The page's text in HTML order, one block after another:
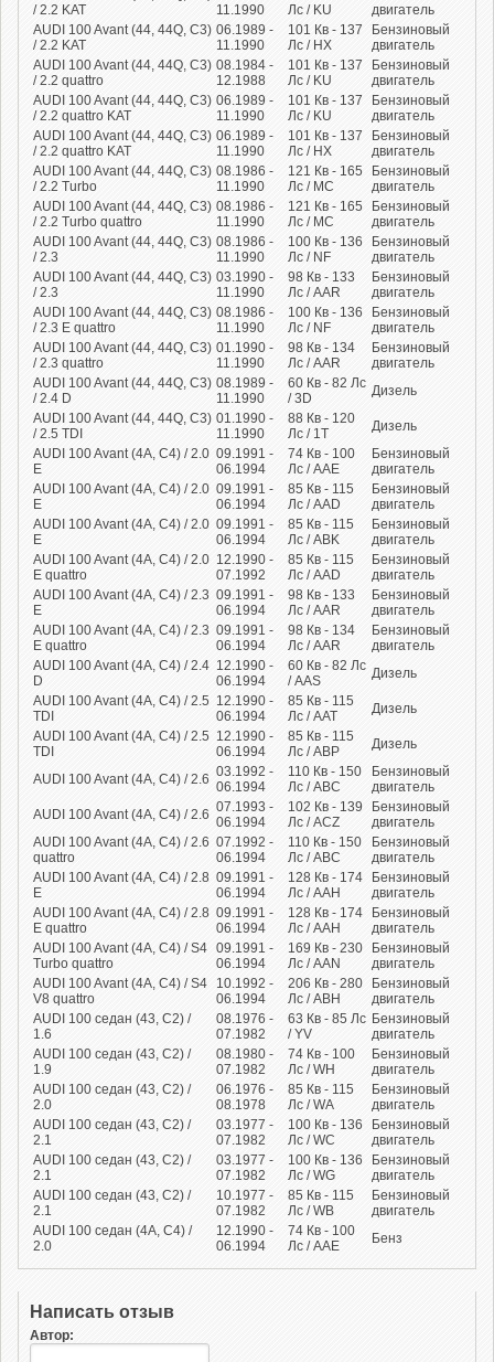
/ 2.2 KAT
11.1990
Лс / KU
двигатель
AUDI 100 Avant (44, 44Q, C3)
/ 2.2 KAT
06.1989 -
11.1990
101 Кв - 137
Лс / HX
Бензиновый
двигатель
AUDI 100 Avant (44, 44Q, C3)
/ 2.2 quattro
08.1984 -
12.1988
101 Кв - 137
Лс / KU
Бензиновый
двигатель
AUDI 100 Avant (44, 44Q, C3)
/ 2.2 quattro KAT
06.1989 -
11.1990
101 Кв - 137
Лс / KU
Бензиновый
двигатель
AUDI 100 Avant (44, 44Q, C3)
/ 2.2 quattro KAT
06.1989 -
11.1990
101 Кв - 137
Лс / HX
Бензиновый
двигатель
AUDI 100 Avant (44, 44Q, C3)
/ 2.2 Turbo
08.1986 -
11.1990
121 Кв - 165
Лс / MC
Бензиновый
двигатель
AUDI 100 Avant (44, 44Q, C3)
/ 2.2 Turbo quattro
08.1986 -
11.1990
121 Кв - 165
Лс / MC
Бензиновый
двигатель
AUDI 100 Avant (44, 44Q, C3)
/ 2.3
08.1986 -
11.1990
100 Кв - 136
Лс / NF
Бензиновый
двигатель
AUDI 100 Avant (44, 44Q, C3)
/ 2.3
03.1990 -
11.1990
98 Кв - 133
Лс / AAR
Бензиновый
двигатель
AUDI 100 Avant (44, 44Q, C3)
/ 2.3 E quattro
08.1986 -
11.1990
100 Кв - 136
Лс / NF
Бензиновый
двигатель
AUDI 100 Avant (44, 44Q, C3)
/ 2.3 quattro
01.1990 -
11.1990
98 Кв - 134
Лс / AAR
Бензиновый
двигатель
AUDI 100 Avant (44, 44Q, C3)
/ 2.4 D
08.1989 -
11.1990
60 Кв - 82 Лс
/ 3D
Дизель
AUDI 100 Avant (44, 44Q, C3)
/ 2.5 TDI
01.1990 -
11.1990
88 Кв - 120
Лс / 1T
Дизель
AUDI 100 Avant (4A, C4) / 2.0
E
09.1991 -
06.1994
74 Кв - 100
Лс / AAE
Бензиновый
двигатель
AUDI 100 Avant (4A, C4) / 2.0
E
09.1991 -
06.1994
85 Кв - 115
Лс / AAD
Бензиновый
двигатель
AUDI 100 Avant (4A, C4) / 2.0
E
09.1991 -
06.1994
85 Кв - 115
Лс / ABK
Бензиновый
двигатель
AUDI 100 Avant (4A, C4) / 2.0
E quattro
12.1990 -
07.1992
85 Кв - 115
Лс / AAD
Бензиновый
двигатель
AUDI 100 Avant (4A, C4) / 2.3
E
09.1991 -
06.1994
98 Кв - 133
Лс / AAR
Бензиновый
двигатель
AUDI 100 Avant (4A, C4) / 2.3
E quattro
09.1991 -
06.1994
98 Кв - 134
Лс / AAR
Бензиновый
двигатель
AUDI 100 Avant (4A, C4) / 2.4
D
12.1990 -
06.1994
60 Кв - 82 Лс
/ AAS
Дизель
AUDI 100 Avant (4A, C4) / 2.5
TDI
12.1990 -
06.1994
85 Кв - 115
Лс / AAT
Дизель
AUDI 100 Avant (4A, C4) / 2.5
TDI
12.1990 -
06.1994
85 Кв - 115
Лс / ABP Дизель
AUDI 100 Avant (4A, C4) / 2.6 03.1992 -
06.1994
110 Кв - 150
Лс / ABC
Бензиновый
двигатель
AUDI 100 Avant (4A, C4) / 2.6 07.1993 -
06.1994
102 Кв - 139
Лс / ACZ
Бензиновый
двигатель
AUDI 100 Avant (4A, C4) / 2.6
quattro
07.1992 -
06.1994
110 Кв - 150
Лс / ABC
Бензиновый
двигатель
AUDI 100 Avant (4A, C4) / 2.8
E
09.1991 -
06.1994
128 Кв - 174
Лс / AAH
Бензиновый
двигатель
AUDI 100 Avant (4A, C4) / 2.8
E quattro
09.1991 -
06.1994
128 Кв - 174
Лс / AAH
Бензиновый
двигатель
AUDI 100 Avant (4A, C4) / S4
Turbo quattro
09.1991 -
06.1994
169 Кв - 230
Лс / AAN
Бензиновый
двигатель
AUDI 100 Avant (4A, C4) / S4
V8 quattro
10.1992 -
06.1994
206 Кв - 280
Лс / ABH
Бензиновый
двигатель
AUDI 100 седан (43, C2) /
1.6
08.1976 -
07.1982
63 Кв - 85 Лс
/ YV
Бензиновый
двигатель
AUDI 100 седан (43, C2) /
1.9
08.1980 -
07.1982
74 Кв - 100
Лс / WH
Бензиновый
двигатель
AUDI 100 седан (43, C2) /
2.0
06.1976 -
08.1978
85 Кв - 115
Лс / WA
Бензиновый
двигатель
AUDI 100 седан (43, C2) /
2.1
03.1977 -
07.1982
100 Кв - 136
Лс / WC
Бензиновый
двигатель
AUDI 100 седан (43, C2) /
2.1
03.1977 -
07.1982
100 Кв - 136
Лс / WG
Бензиновый
двигатель
AUDI 100 седан (43, C2) /
2.1
10.1977 -
07.1982
85 Кв - 115
Лс / WB
Бензиновый
двигатель
AUDI 100 седан (4A, C4) /
2.0
12.1990 -
06.1994
74 Кв - 100
Лс / AAE Бенз
Написать отзыв
Автор: